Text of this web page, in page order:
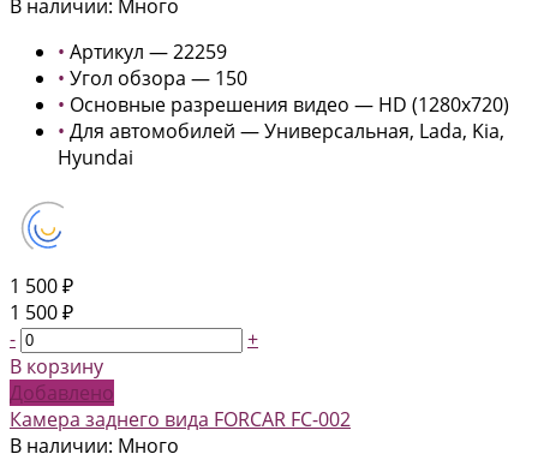
В наличии: Много
• Артикул — 22259
• Угол обзора — 150
• Основные разрешения видео — HD (1280x720)
• Для автомобилей — Универсальная, Lada, Kia,
Hyundai
1 500 ₽
1 500 ₽
-
+
В корзину
Добавлено
Камера заднего вида FORCAR FC-002
В наличии: Много